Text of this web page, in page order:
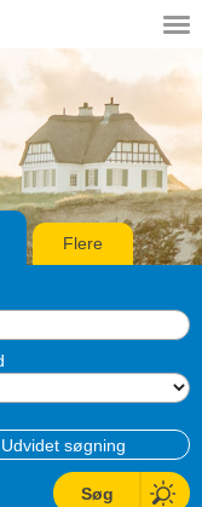
Flere
Udvidet søgning
Søg